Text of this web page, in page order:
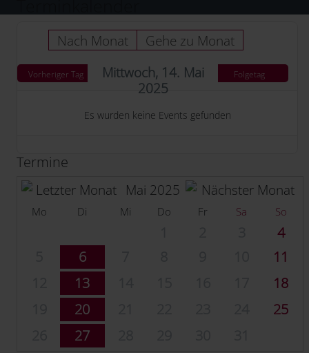
Nach Monat Gehe zu Monat
Vorheriger Tag
Mittwoch, 14. Mai
2025
Folgetag
Es wurden keine Events gefunden
Termine
Mai 2025
Mo Di Mi Do Fr Sa So
4
6
11
13
18
20
25
27